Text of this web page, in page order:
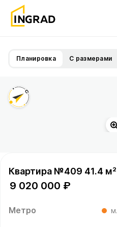
Планировка С размерами
Квартира №409 41.4 м²
9 020 000 ₽
Метро